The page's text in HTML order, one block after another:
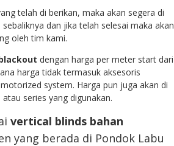
telah di berikan, maka akan segera di
dan jika telah selesai maka akan
oleh tim kami.
dengan harga per meter start dari
harga tidak termasuk aksesoris
system. Harga pun juga akan di
series yang digunakan.
vertical blinds bahan
yang berada di Pondok Labu